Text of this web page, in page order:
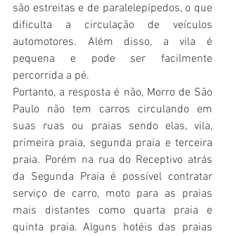
são estreitas e de paralelepípedos, o que
dificulta a circulação de veículos
automotores. Além disso, a vila é
pequena e pode ser facilmente
percorrida a pé.
Portanto, a resposta é não, Morro de São
Paulo não tem carros circulando em
suas ruas ou praias sendo elas, vila,
primeira praia, segunda praia e terceira
praia. Porém na rua do Receptivo atrás
da Segunda Praia é possível contratar
serviço de carro, moto para as praias
mais distantes como quarta praia e
quinta praia. Alguns hotéis das praias